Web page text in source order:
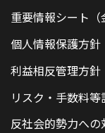
重要情報シート（
個人情報保護方針
利益相反管理方針
リスク・手数料
反社会的勢力への